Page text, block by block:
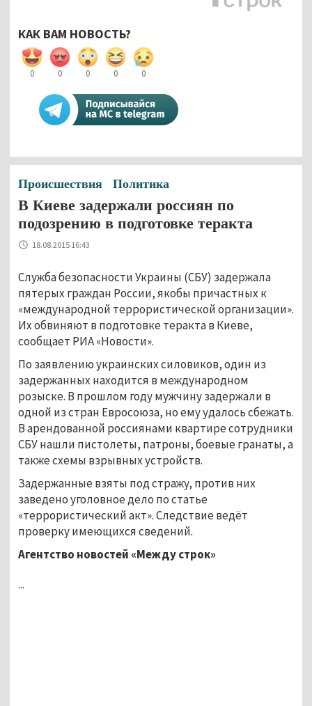
КАК ВАМ НОВОСТЬ?
0 0 0 0 0
Происшествия Политика
В Киеве задержали россиян по
подозрению в подготовке теракта
18.08.2015 16:43
Служба безопасности Украины (СБУ) задержала
пятерых граждан России, якобы причастных к
«международной террористической организации».
Их обвиняют в подготовке теракта в Киеве,
сообщает РИА «Новости».
По заявлению украинских силовиков, один из
задержанных находится в международном
розыске. В прошлом году мужчину задержали в
одной из стран Евросоюза, но ему удалось сбежать.
В арендованной россиянами квартире сотрудники
СБУ нашли пистолеты, патроны, боевые гранаты, а
также схемы взрывных устройств.
Задержанные взяты под стражу, против них
заведено уголовное дело по статье
«террористический акт». Следствие ведёт
проверку имеющихся сведений.
Агентство новостей «Между строк»
...